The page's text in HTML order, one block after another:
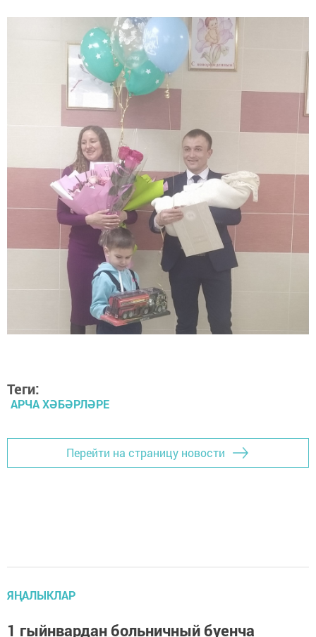
Теги:
АРЧА ХӘБӘРЛӘРЕ
Перейти на страницу новости
ЯҢАЛЫКЛАР
1 гыйнвардан больничный буенча